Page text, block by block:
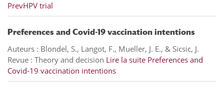
PrevHPV trial
Preferences and Covid-19 vaccination intentions
Auteurs : Blondel, S., Langot, F., Mueller, J. E., & Sicsic, J.
Revue : Theory and decision Lire la suite Preferences and
Covid-19 vaccination intentions